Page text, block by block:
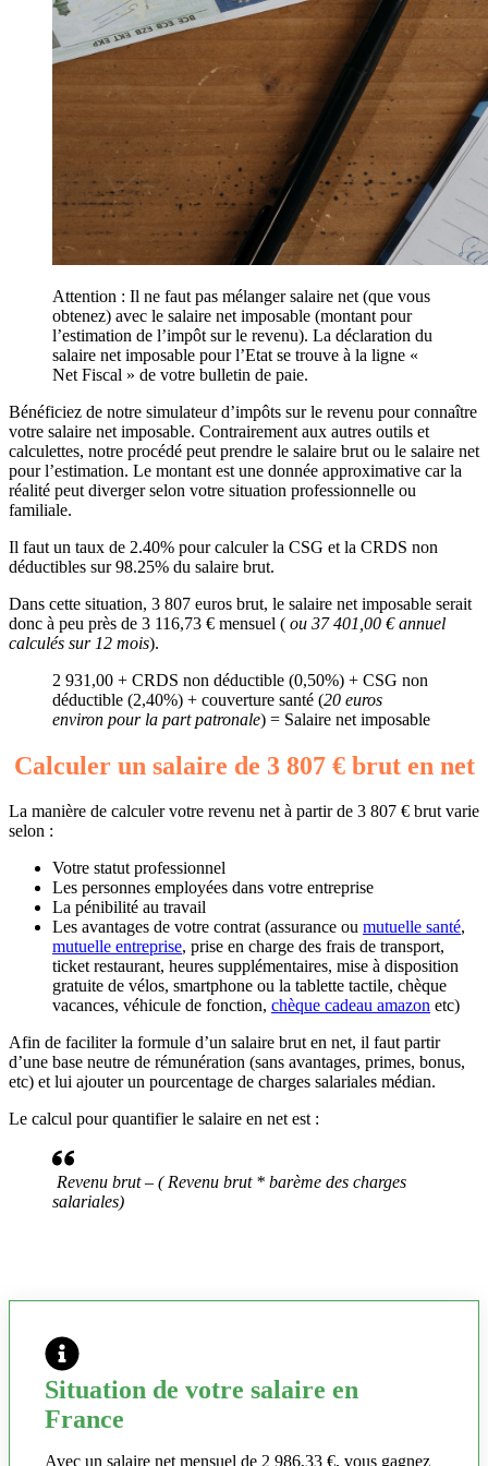
Attention : Il ne faut pas mélanger salaire net (que vous
obtenez) avec le salaire net imposable (montant pour
l’estimation de l’impôt sur le revenu). La déclaration du
salaire net imposable pour l’Etat se trouve à la ligne «
Net Fiscal » de votre bulletin de paie.
Bénéficiez de notre simulateur d’impôts sur le revenu pour connaître
votre salaire net imposable. Contrairement aux autres outils et
calculettes, notre procédé peut prendre le salaire brut ou le salaire net
pour l’estimation. Le montant est une donnée approximative car la
réalité peut diverger selon votre situation professionnelle ou
familiale.
Il faut un taux de 2.40% pour calculer la CSG et la CRDS non
déductibles sur 98.25% du salaire brut.
Dans cette situation, 3 807 euros brut, le salaire net imposable serait
donc à peu près de 3 116,73 € mensuel ( ou 37 401,00 € annuel
calculés sur 12 mois).
2 931,00 + CRDS non déductible (0,50%) + CSG non
déductible (2,40%) + couverture santé (20 euros
environ pour la part patronale) = Salaire net imposable
Calculer un salaire de 3 807 € brut en net
La manière de calculer votre revenu net à partir de 3 807 € brut varie
selon :
Votre statut professionnel
Les personnes employées dans votre entreprise
La pénibilité au travail
Les avantages de votre contrat (assurance ou mutuelle santé,
mutuelle entreprise, prise en charge des frais de transport,
ticket restaurant, heures supplémentaires, mise à disposition
gratuite de vélos, smartphone ou la tablette tactile, chèque
vacances, véhicule de fonction, chèque cadeau amazon etc)
Afin de faciliter la formule d’un salaire brut en net, il faut partir
d’une base neutre de rémunération (sans avantages, primes, bonus,
etc) et lui ajouter un pourcentage de charges salariales médian.
Le calcul pour quantifier le salaire en net est :
Revenu brut – ( Revenu brut * barème des charges
salariales)
Situation de votre salaire en
France
Avec un salaire net mensuel de 2 986,33 €, vous gagnez